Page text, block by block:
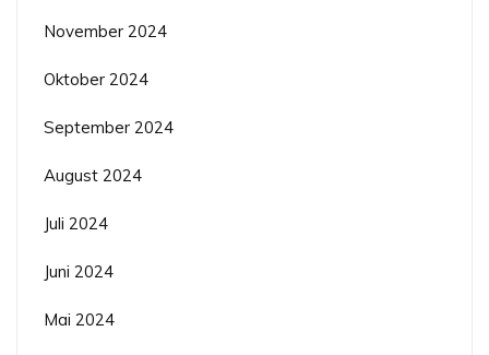
November 2024
Oktober 2024
September 2024
August 2024
Juli 2024
Juni 2024
Mai 2024